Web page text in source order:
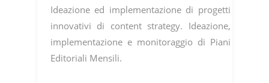
Ideazione ed implementazione di progetti
innovativi di content strategy. Ideazione,
implementazione e monitoraggio di Piani
Editoriali Mensili.